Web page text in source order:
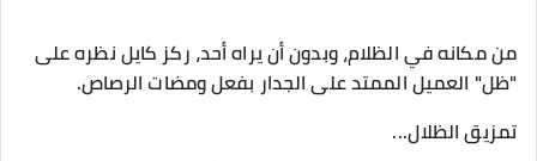
​من مكانه في الظلام، وبدون أن يراه أحد، ركز كايل نظره على
"ظل" العميل الممتد على الجدار بفعل ومضات الرصاص.
​تمزيق الظلال...